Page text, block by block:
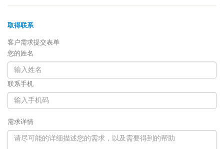
取得联系
客户需求提交表单
您的姓名
联系手机
需求详情